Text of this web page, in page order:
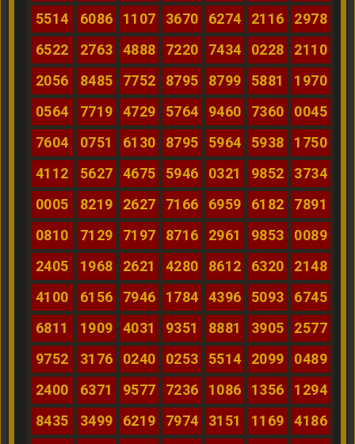
5514
6086 1107 3670 6274 2116
2978
6522
2763 4888 7220 7434 0228
2110
2056
8485 7752 8795 8799 5881
1970
0564
7719 4729 5764 9460 7360
0045
7604
0751 6130 8795 5964 5938
1750
4112
5627 4675 5946 0321 9852
3734
0005
8219 2627 7166 6959 6182
7891
0810
7129 7197 8716 2961 9853
0089
2405
1968 2621 4280 8612 6320
2148
4100
6156 7946 1784 4396 5093
6745
6811
1909 4031 9351 8881 3905
2577
9752
3176 0240 0253 5514 2099
0489
2400
6371 9577 7236 1086 1356
1294
8435
3499 6219 7974 3151 1169
4186